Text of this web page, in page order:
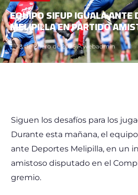
EQUIPO SIFUP IGUALA ANTE
MELIPILLA EN PARTIDO
18 de Enero de 2025 webadmin
Siguen los desafíos para los
Durante esta mañana, el
ante Deportes Melipilla, en un
amistoso disputado en el
gremio.